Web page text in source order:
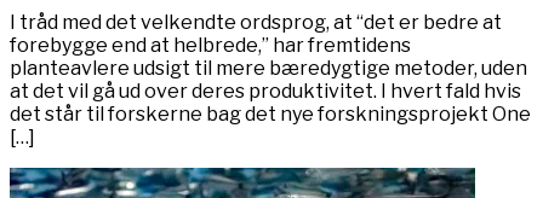
I tråd med det velkendte ordsprog, at “det er bedre at
forebygge end at helbrede,” har fremtidens
planteavlere udsigt til mere bæredygtige metoder, uden
at det vil gå ud over deres produktivitet. I hvert fald hvis
det står til forskerne bag det nye forskningsprojekt One
[…]